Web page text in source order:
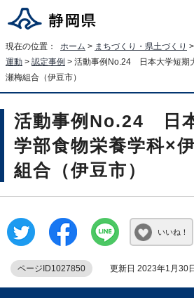
現在の位置： ホーム > まちづくり・県土づくり >
運動 > 認定事例 > 活動事例No.24 日本大学短期
瀬梅組合（伊豆市）
活動事例No.24 日
学部食物栄養学科×
組合（伊豆市）
いいね！
ページID1027850 更新日 2023年1月30日